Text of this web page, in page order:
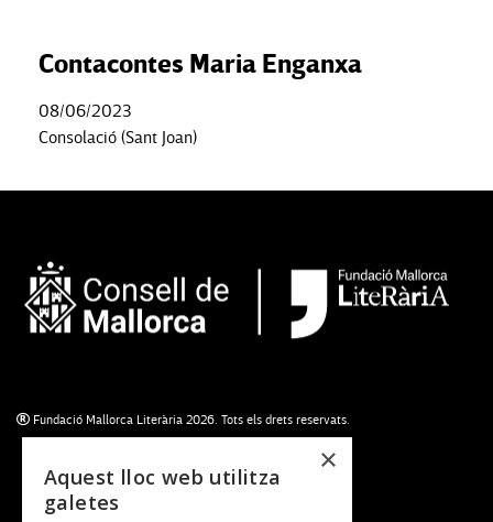
Contacontes Maria Enganxa
08/06/2023
Consolació (Sant Joan)
Fundació Mallorca Literària 2026. Tots els drets reservats.
×
Aquest lloc web utilitza
galetes